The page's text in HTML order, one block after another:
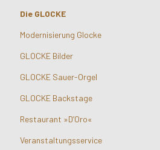
Die GLOCKE
Modernisierung Glocke
GLOCKE Bilder
GLOCKE Sauer-Orgel
GLOCKE Backstage
Restaurant »D’Oro«
Veranstaltungsservice